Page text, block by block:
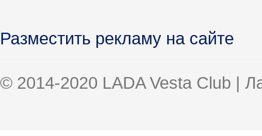
Разместить рекламу на сайте
© 2014-2020 LADA Vesta Club |